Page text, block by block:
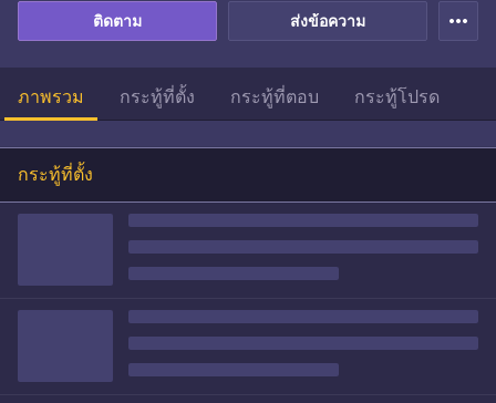
ส่งข้อความ
ติดตาม more_horiz
ภาพรวม กระทู้ที่ตั้ง กระทู้ที่ตอบ กระทู้โปรด
กระทู้ที่ตั้ง